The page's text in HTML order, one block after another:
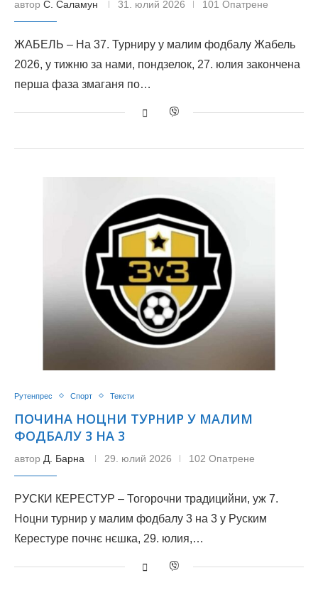
автор С. Саламун 31. юлий 2026 101 Опатрене
ЖАБЕЛЬ – На 37. Турниру у малим фодбалу Жабель
2026, у тижню за нами, пондзелок, 27. юлия закончена
перша фаза змаганя по…
Рутенпрес Спорт Тексти
ПОЧИНА НОЦНИ ТУРНИР У МАЛИМ
ФОДБАЛУ 3 НА 3
автор Д. Барна 29. юлий 2026 102 Опатрене
РУСКИ КЕРЕСТУР – Тогорочни традицийни, уж 7.
Ноцни турнир у малим фодбалу 3 на 3 у Руским
Керестуре почнє нєшка, 29. юлия,…